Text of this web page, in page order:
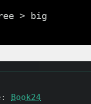
> big
Book24